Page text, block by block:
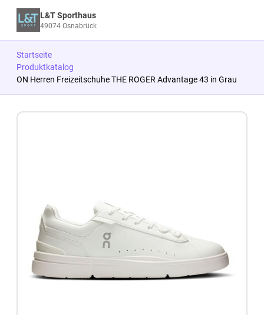
L&T Sporthaus
49074 Osnabrück
Startseite
Produktkatalog
ON Herren Freizeitschuhe THE ROGER Advantage 43 in Grau